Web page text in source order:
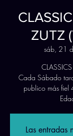
ZUTZ
sáb, 21
Cada Sábado
publico más fiel
Las entradas